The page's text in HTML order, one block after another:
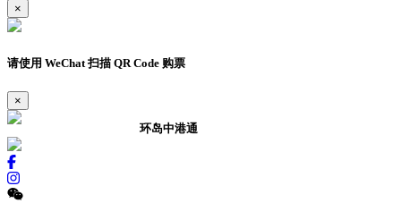
×
请使用 WeChat 扫描 QR Code 购票
×
环岛中港通